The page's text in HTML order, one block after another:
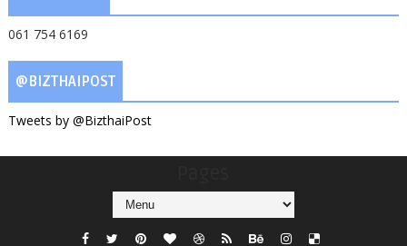
061 754 6169
@BIZTHAIPOST
Tweets by @BizthaiPost